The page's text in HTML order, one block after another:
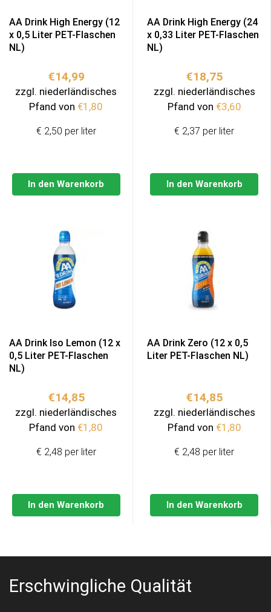
AA Drink High Energy (12
x 0,5 Liter PET-Flaschen
NL)
€14,99
zzgl. niederländisches
Pfand von €1,80
In den Warenkorb
€ 2,50 per liter
AA Drink High Energy (24
x 0,33 Liter PET-Flaschen
NL)
€18,75
zzgl. niederländisches
Pfand von €3,60
In den Warenkorb
€ 2,37 per liter
AA Drink Iso Lemon (12 x
0,5 Liter PET-Flaschen
NL)
€14,85
zzgl. niederländisches
Pfand von €1,80
In den Warenkorb
€ 2,48 per liter
AA Drink Zero (12 x 0,5
Liter PET-Flaschen NL)
€14,85
zzgl. niederländisches
Pfand von €1,80
In den Warenkorb
€ 2,48 per liter
Erschwingliche Qualität